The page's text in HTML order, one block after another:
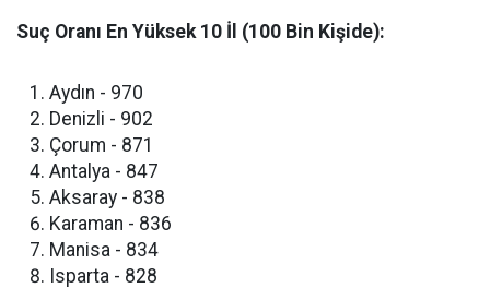
Suç Oranı En Yüksek 10 İl (100 Bin Kişide):
​Aydın - 970
​Denizli - 902
​Çorum - 871
​Antalya - 847
​Aksaray - 838
​Karaman - 836
​Manisa - 834
​Isparta - 828